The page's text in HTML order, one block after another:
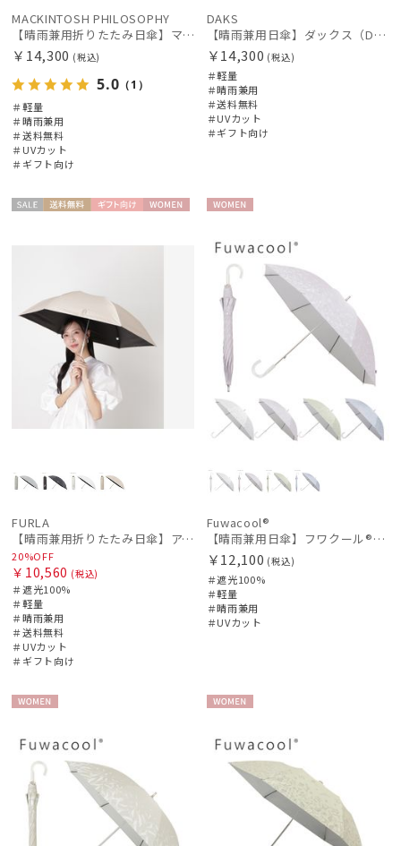
MACKINTOSH PHILOSOPHY
【晴雨兼用折りたたみ日傘】マッキントッシュ フィロソフィー (MACKINTOSH PHILOSOPHY)シャンブレーワンポイントロゴ
￥14,300 (税込)
5.0 （1）
＃軽量
＃晴雨兼用
＃送料無料
＃UVカット
＃ギフト向け
DAKS
【晴雨兼用日傘】ダックス（DAKS）街並み 遮光99.99％ UV99％ 軽量
￥14,300 (税込)
＃軽量
＃晴雨兼用
＃送料無料
＃UVカット
＃ギフト向け
FURLA
【晴雨兼用折りたたみ日傘】アーチロゴ 遮光100％ UV100％ 晴雨兼用 軽量
20%OFF
￥10,560 (税込)
＃遮光100%
＃軽量
＃晴雨兼用
＃送料無料
＃UVカット
＃ギフト向け
N
Fuwacool®
【晴雨兼用日傘】フワクール®ホワイト（Fuwacool® White）ボタニカルグリッター 遮光100 UV100
￥12,100 (税込)
＃遮光100%
＃軽量
＃晴雨兼用
＃UVカット
N
N